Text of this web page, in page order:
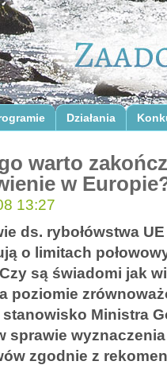
Działania
warto
w
13:27
ds. rybołówstwa
o limitach
są świadomi jak
poziomie
Ministra
sprawie
zgodnie z